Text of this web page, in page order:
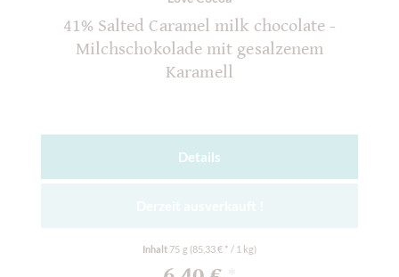
41% Salted Caramel milk chocolate -
Milchschokolade mit gesalzenem
Karamell
Details
Inhalt 75 g (85,33 € * / 1 kg)